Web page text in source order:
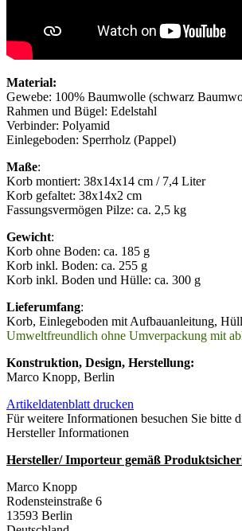
Material:
Gewebe: 100% Baumwolle (schwarz
Rahmen und Bügel: Edelstahl
Verbinder: Polyamid
Einlegeboden: Sperrholz (Pappel)
Maße:
Korb montiert: 38x14x14 cm / 7,4 Liter
Korb gefaltet: 38x14x2 cm
Fassungsvermögen Pilze: ca. 2,5 kg
Gewicht:
Korb ohne Boden: ca. 185 g
Korb inkl. Boden: ca. 255 g
Korb inkl. Boden und Hülle: ca. 300 g
Lieferumfang:
Korb, Einlegeboden mit Aufbauanleitung,
Umweltfreundlich ohne Umverpackung mit
Konstruktion, Design, Herstellung:
Marco Knopp, Berlin
Artikeldatenblatt drucken
Für weitere Informationen besuchen Sie bitte
Hersteller Informationen
Hersteller/ Importeur gemäß
Marco Knopp
Rodensteinstraße 6
13593 Berlin